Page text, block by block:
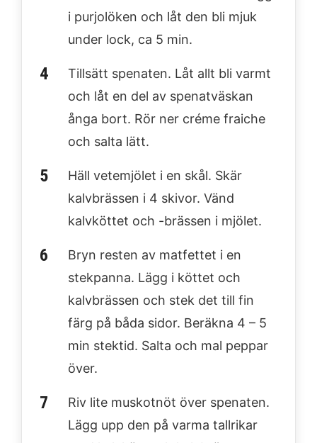
i purjolöken och låt den bli mjuk
under lock, ca 5 min.
Tillsätt spenaten. Låt allt bli varmt
och låt en del av spenatväskan
ånga bort. Rör ner créme fraiche
och salta lätt.
Häll vetemjölet i en skål. Skär
kalvbrässen i 4 skivor. Vänd
kalvköttet och -brässen i mjölet.
Bryn resten av matfettet i en
stekpanna. Lägg i köttet och
kalvbrässen och stek det till fin
färg på båda sidor. Beräkna 4 – 5
min stektid. Salta och mal peppar
över.
Riv lite muskotnöt över spenaten.
Lägg upp den på varma tallrikar